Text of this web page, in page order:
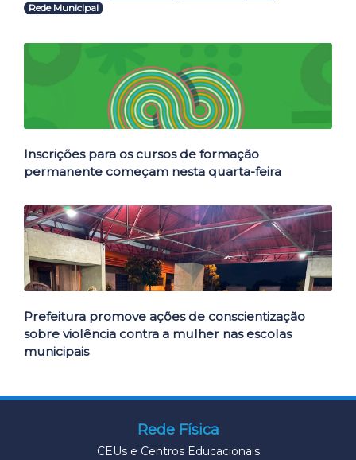
Rede Municipal
Outras Notícias
Inscrições para os cursos de formação
permanente começam nesta quarta-feira
Prefeitura promove ações de conscientização
sobre violência contra a mulher nas escolas
municipais
Rede Física
CEUs e Centros Educacionais